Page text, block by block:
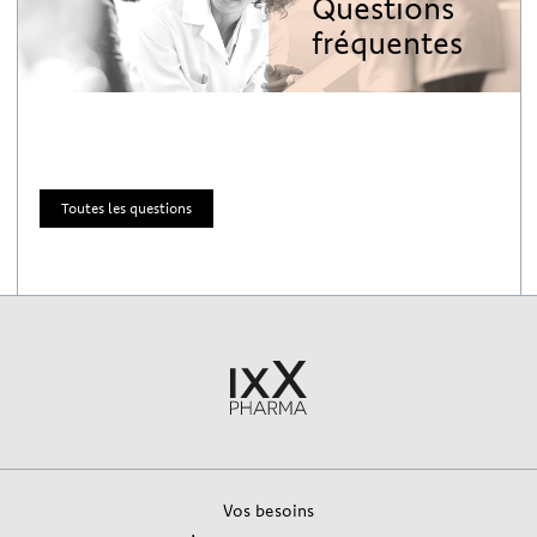
fréquentes
Toutes les questions
Vos besoins